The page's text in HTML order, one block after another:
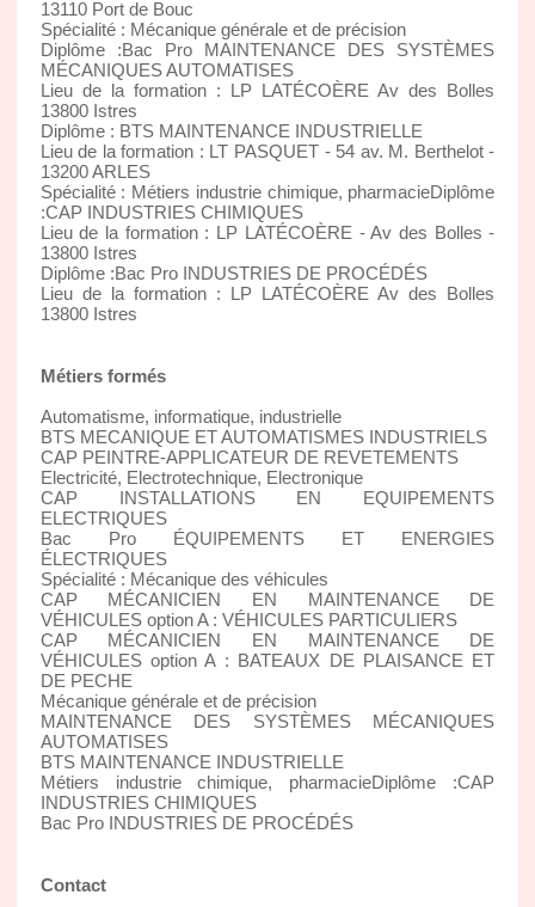
13110 Port de Bouc
Spécialité : Mécanique générale et de précision
Diplôme :Bac Pro MAINTENANCE DES SYSTÈMES
MÉCANIQUES AUTOMATISES
Lieu de la formation : LP LATÉCOÈRE Av des Bolles
13800 Istres
Diplôme : BTS MAINTENANCE INDUSTRIELLE
Lieu de la formation : LT PASQUET - 54 av. M. Berthelot -
13200 ARLES
Spécialité : Métiers industrie chimique, pharmacieDiplôme
:CAP INDUSTRIES CHIMIQUES
Lieu de la formation : LP LATÉCOÈRE - Av des Bolles -
13800 Istres
Diplôme :Bac Pro INDUSTRIES DE PROCÉDÉS
Lieu de la formation : LP LATÉCOÈRE Av des Bolles
13800 Istres
Métiers formés
Automatisme, informatique, industrielle
BTS MECANIQUE ET AUTOMATISMES INDUSTRIELS
CAP PEINTRE-APPLICATEUR DE REVETEMENTS
Electricité, Electrotechnique, Electronique
CAP INSTALLATIONS EN EQUIPEMENTS
ELECTRIQUES
Bac Pro ÉQUIPEMENTS ET ENERGIES
ÉLECTRIQUES
Spécialité : Mécanique des véhicules
CAP MÉCANICIEN EN MAINTENANCE DE
VÉHICULES option A : VÉHICULES PARTICULIERS
CAP MÉCANICIEN EN MAINTENANCE DE
VÉHICULES option A : BATEAUX DE PLAISANCE ET
DE PECHE
Mécanique générale et de précision
MAINTENANCE DES SYSTÈMES MÉCANIQUES
AUTOMATISES
BTS MAINTENANCE INDUSTRIELLE
Métiers industrie chimique, pharmacieDiplôme :CAP
INDUSTRIES CHIMIQUES
Bac Pro INDUSTRIES DE PROCÉDÉS
Contact